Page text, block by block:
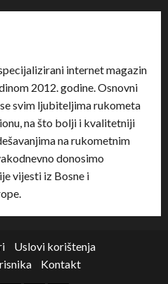
internet magazin
2012. godine. Osnovni
svim ljubiteljima rukometa
na što bolji i kvalitetniji
na rukometnim
donosimo
vijesti iz Bosne i
Uslovi korištenja
Kontakt